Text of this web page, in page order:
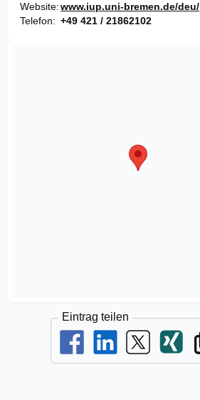
Website www.iup.uni-bremen.de/deu/
Telefon
+49 421 / 21862102
Eintrag teilen